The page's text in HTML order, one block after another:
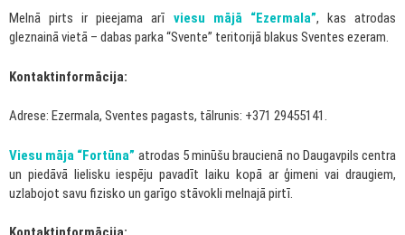
Melnā pirts ir pieejama arī viesu mājā “Ezermala”, kas atrodas
gleznainā vietā – dabas parka “Svente” teritorijā blakus Sventes ezeram.
Kontaktinformācija:
Adrese: Ezermala, Sventes pagasts, tālrunis: +371 29455141.
Viesu māja “Fortūna” atrodas 5 minūšu braucienā no Daugavpils centra
un piedāvā lielisku iespēju pavadīt laiku kopā ar ģimeni vai draugiem,
uzlabojot savu fizisko un garīgo stāvokli melnajā pirtī.